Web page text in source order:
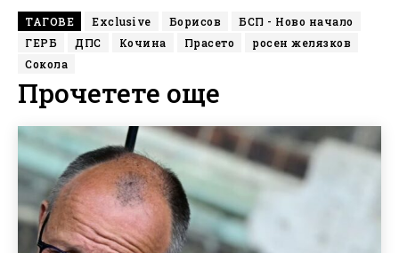
ТАГОВЕ Exclusive Борисов
БСП - Ново начало
ГЕРБ
ДПС Кочина Прасето
росен желязков
Сокола
Прочетете още